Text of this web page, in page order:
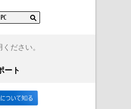
ださい。
ート